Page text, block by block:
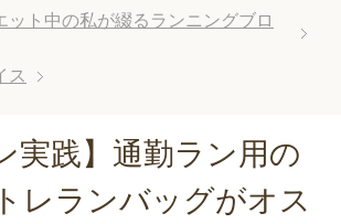
ット中の私が綴るランニングブロ
ス
実践】通勤ラン用の
レランバッグがオス